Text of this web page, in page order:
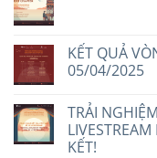
KẾT QUẢ
05/04/2025
TRẢI
KẾT!